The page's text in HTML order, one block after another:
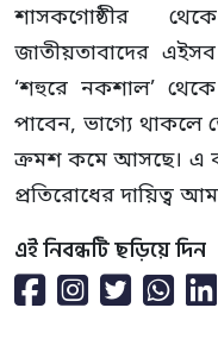
শাসকগোষ্ঠীর
জাতীয়তাবাদের
‘শহুরে নকশাল’ থেকে
পাবেন, ভাগ্যে থাকলে
ক্রমশ কমে আসছে। এ
প্রতিরোধের দায়িত্ব
এই নিবন্ধটি ছড়িয়ে দিন